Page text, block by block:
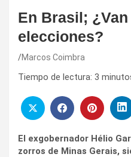
En Brasil;
elecciones?
Marcos Coimbra
Tiempo de lectura: 3
El exgobernador Hélio
zorros de Minas Gerais,